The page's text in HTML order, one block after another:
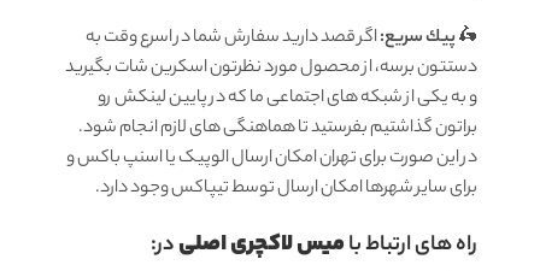
🛵پيك سریع:اگر قصد دارید سفارش شما در اسرع وقت به
دستتون برسه، از محصول مورد نظرتون اسکرین شات بگیرید
و به یکی از شبکه های اجتماعی ما که در پایین لینکش رو
براتون گذاشتیم بفرستید تا هماهنگی های لازم انجام شود.
در این صورت برای تهران امکان ارسال الوپیک یا اسنپ باکس و
برای سایر شهرها امکان ارسال توسط تیپاکس وجود دارد.
راه های ارتباط بامیس لاکچری اصلیدر: